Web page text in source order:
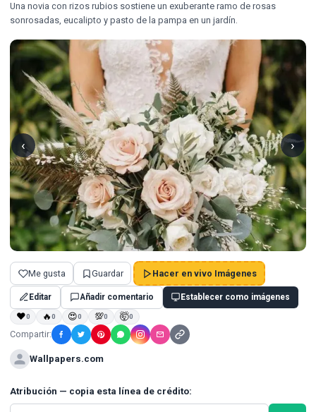
Una novia con rizos rubios sostiene un exuberante ramo de rosas
sonrosadas, eucalipto y pasto de la pampa en un jardín.
‹ ›
Me gusta Guardar Hacer en vivo Imágenes
Editar Añadir comentario Establecer como imágenes
❤0 🔥0 😍0 💯0 🤯0
Compartir:
Wallpapers.com
Atribución — copia esta línea de crédito: